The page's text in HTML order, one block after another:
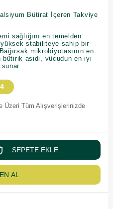
Bütirat İçeren Takviye
sağlığını en temelden
stabiliteye sahip bir
mikrobiyotasının en
bütirik asidi, vücudun en iyi
4
Üzeri Tüm Alışverişlerinizde